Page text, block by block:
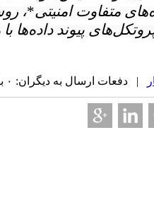
متفاوت امنیتی*،
پیوند داده‌ها
| دفعات ارسال به دیگران: ۰ بار |